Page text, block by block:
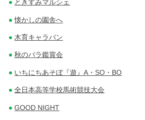
ときすみマルシェ
懐かしの園舎へ
木育キャラバン
秋のバラ鑑賞会
いちにちあそぼ『遊』A・SO・BO
全日本高等学校馬術競技大会
GOOD NIGHT